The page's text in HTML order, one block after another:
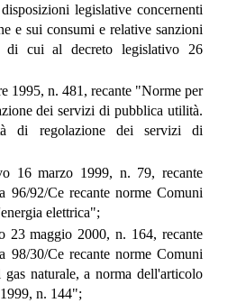
legislative concernenti
e sui consumi e relative sanzioni
di cui al decreto legislativo 26
1995, n. 481, recante "Norme per
dei servizi di pubblica utilità.
di regolazione dei servizi di
16 marzo 1999, n. 79, recante
96/92/Ce recante norme Comuni
elettrica";
23 maggio 2000, n. 164, recante
98/30/Ce recante norme Comuni
naturale, a norma dell'articolo
n. 144";